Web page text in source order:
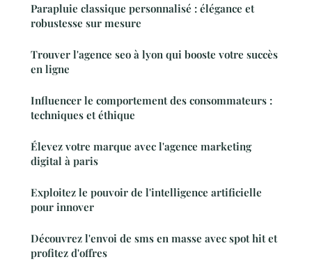
Parapluie classique personnalisé : élégance et
robustesse sur mesure
Trouver l'agence seo à lyon qui booste votre succès
en ligne
Influencer le comportement des consommateurs :
techniques et éthique
Élevez votre marque avec l'agence marketing
digital à paris
Exploitez le pouvoir de l'intelligence artificielle
pour innover
Découvrez l'envoi de sms en masse avec spot hit et
profitez d'offres